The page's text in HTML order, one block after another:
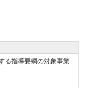
る指導要綱の対象事業